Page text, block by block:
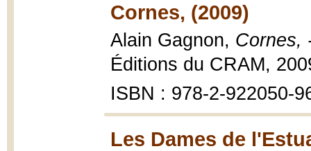
Cornes, (2009)
Alain Gagnon, Cornes,
Éditions du CRAM,
ISBN : 978-2-922050-
Les Dames de